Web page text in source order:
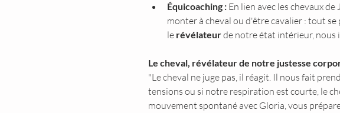
Équicoaching : En lien avec les chevaux
monter à cheval ou d'être cavalier : tout
le révélateur de notre état intérieur, nous
Le cheval, révélateur de notre justesse
"Le cheval ne juge pas, il réagit. Il nous fait
tensions ou si notre respiration est courte, le
mouvement spontané avec Gloria, vous